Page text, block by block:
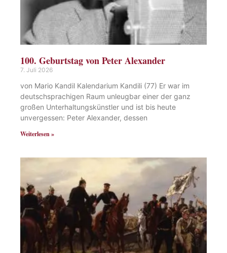
100. Geburtstag von Peter Alexander
7. Juli 2026
von Mario Kandil Kalendarium Kandili (77) Er war im
deutschsprachigen Raum unleugbar einer der ganz
großen Unterhaltungskünstler und ist bis heute
unvergessen: Peter Alexander, dessen
Weiterlesen »